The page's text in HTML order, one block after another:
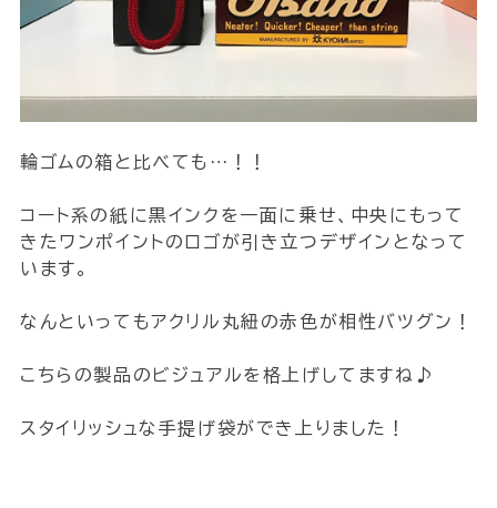
輪ゴムの箱と比べても…！！
コート系の紙に黒インクを一面に乗せ、中央にもって
きたワンポイントのロゴが引き立つデザインとなって
います。
なんといってもアクリル丸紐の赤色が相性バツグン！
こちらの製品のビジュアルを格上げしてますね♪
スタイリッシュな手提げ袋ができ上りました！